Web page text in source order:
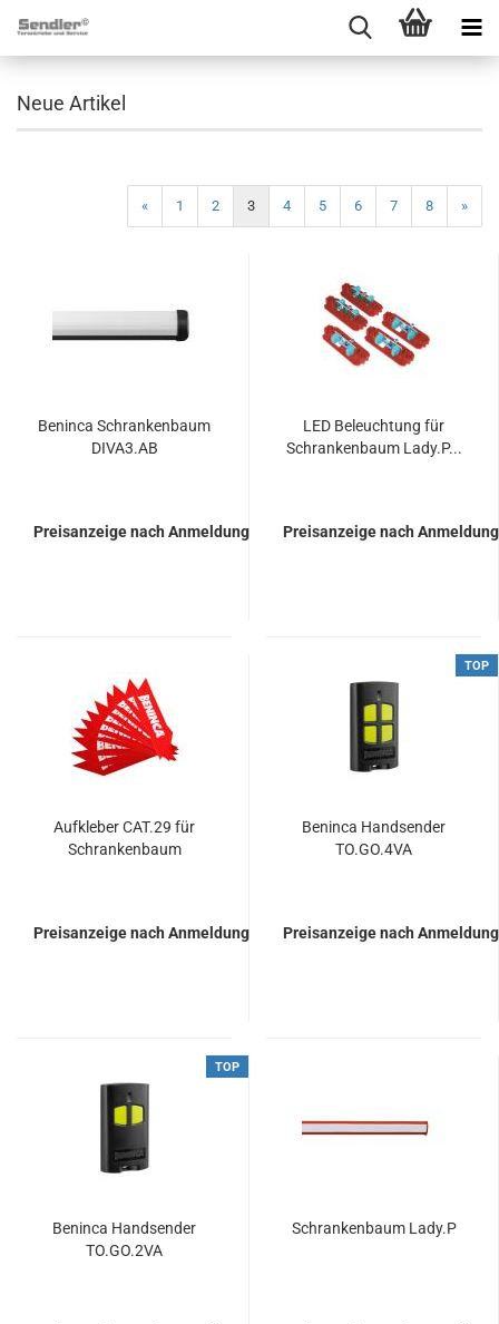
Neue Artikel
« 1 2 3 4 5 6 7 8 »
Ben­in­ca Schran­ken­baum
DIVA3.AB
Preisanzeige nach Anmeldung
LED Be­leuch­tung für
Schran­ken­baum Lady.P...
Preisanzeige nach Anmeldung
Auf­kle­ber CAT.29 für
Schran­ken­baum
Preisanzeige nach Anmeldung
TOP
Ben­in­ca Hand­sen­der
TO.GO.4VA
Preisanzeige nach Anmeldung
TOP
Ben­in­ca Hand­sen­der
TO.GO.2VA
Schran­ken­baum Lady.P